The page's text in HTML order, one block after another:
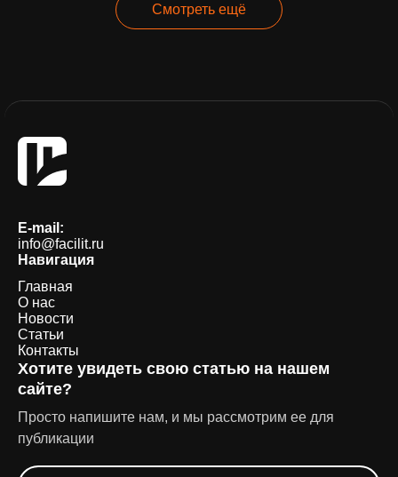
Смотреть ещё
E-mail:
info@facilit.ru
Навигация
Главная
О нас
Новости
Статьи
Контакты
Хотите увидеть свою статью на нашем
сайте?
Просто напишите нам, и мы рассмотрим ее для
публикации